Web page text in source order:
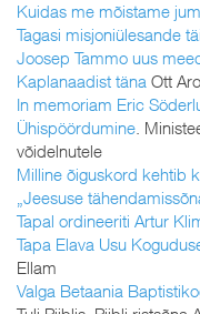
Kuidas me mõistame
Tagasi misjoniülesande
Joosep Tammo uus
Kaplanaadist täna Ott Aro
In memoriam Eric
Ühispöördumine .
võidelnutele
Milline õiguskord kehtib
„Jeesuse
Tapal ordineeriti Artur
Tapa Elava Usu
Ellam
Valga Betaania